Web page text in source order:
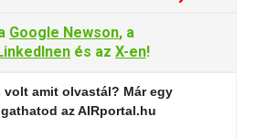
Google Newson, a
és az X-en!
volt amit olvastál? Már egy
az AIRportal.hu